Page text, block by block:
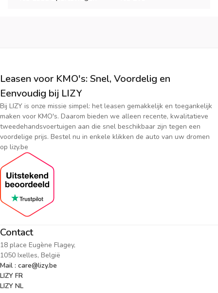
Leasen voor KMO's: Snel, Voordelig en
Eenvoudig bij LIZY
Bij LIZY is onze missie simpel: het leasen gemakkelijk en toegankelijk
maken voor KMO's. Daarom bieden we alleen recente, kwalitatieve
tweedehandsvoertuigen aan die snel beschikbaar zijn tegen een
voordelige prijs. Bestel nu in enkele klikken de auto van uw dromen
op lizy.be
Contact
18 place Eugène Flagey,
1050 Ixelles, België
Mail : care@lizy.be
LIZY FR
LIZY NL